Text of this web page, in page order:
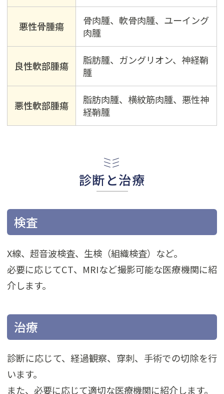
悪性骨腫瘍
骨肉腫、軟骨肉腫、ユーイング
肉腫
良性軟部腫瘍
脂肪腫、ガングリオン、神経鞘
腫
悪性軟部腫瘍
脂肪肉腫、横紋筋肉腫、悪性神
経鞘腫
診断と治療
検査
X線、超音波検査、生検（組織検査）など。
必要に応じてCT、MRIなど撮影可能な医療機関に紹
介します。
治療
診断に応じて、経過観察、穿刺、手術での切除を行
います。
また、必要に応じて適切な医療機関に紹介します。